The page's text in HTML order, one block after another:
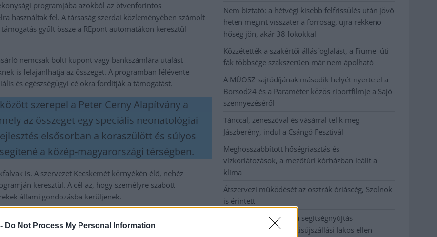
Do Not Process My Personal Information
programjába azokból az ötvenforintos
használtak fel. A társaság szerdai közleményében számolt
gyűlt össze a REpont automatákon keresztül
nemcsak bolti kupont vagy bankszámlára utalást
is felajánlhatja az összeget. A programban félévente
és egészségügyi célokra fordítják a támogatást.
szerepel a Peter Cerny Alapítvány a
az összeget egy speciális neonatológiai
elsősorban a koraszülött és súlyos
a közép-magyarországi térségben.
is. A szervezet Kecskemét környékén élő, nehéz
keresztül. A cél az, hogy személyre szabott
állami gondozásba kerüljenek.
is, amely a „Fel a fejjel!” program keretében egy éven át
településen.
Nem biztató: a hétvégi kisebb felfrissülés után jövő
héten megint visszatér a forróság, újra rekkenő
hőség jön, akár 38 fokokkal
Közzétették a szakértői állásfoglalást, a Fiumei úti
fák többsége szakszerűen már nem ápolható
A MÚOSZ sajtódíjának második helyét nyerte el a
Borsod24 és a Paraméter közös riportfilmje a Sajó
szennyezéséről
Tánccal, zeneszóval és vásárral telik meg
Jászberény, indul a Csángó Fesztivál
Meghosszabbított hőségriasztás és
vízkorlátozások, a mezőtúri kórházban leállt a
klíma
Átszervezi működését az osztrák óriáscég, Szolnok
is érintett
Tragédiába torkollott a segítségnyújtás
elmulasztása, három kisújszállási lakos ellen